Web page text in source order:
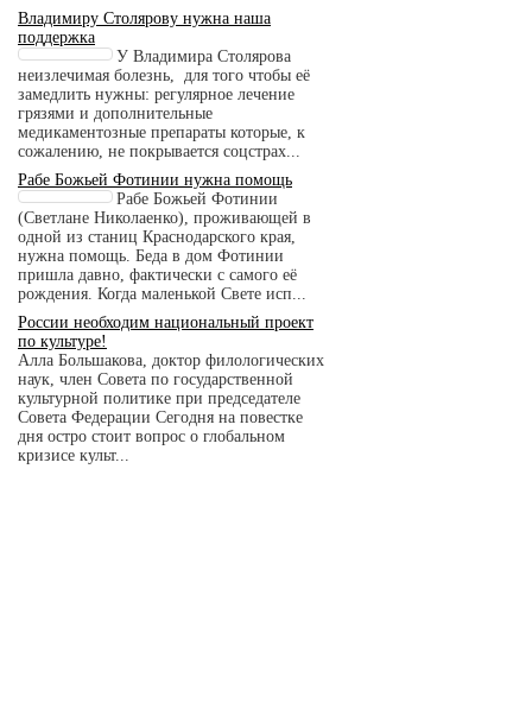
Владимиру Столярову нужна наша
поддержка
У Владимира Столярова
неизлечимая болезнь, для того чтобы её
замедлить нужны: регулярное лечение
грязями и дополнительные
медикаментозные препараты которые, к
сожалению, не покрывается соцстрах...
Рабе Божьей Фотинии нужна помощь
Рабе Божьей Фотинии
(Светлане Николаенко), проживающей в
одной из станиц Краснодарского края,
нужна помощь. Беда в дом Фотинии
пришла давно, фактически с самого её
рождения. Когда маленькой Свете исп...
России необходим национальный проект
по культуре!
Алла Большакова, доктор филологических
наук, член Совета по государственной
культурной политике при председателе
Совета Федерации Сегодня на повестке
дня остро стоит вопрос о глобальном
кризисе культ...